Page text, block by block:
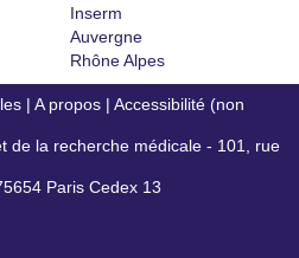
Inserm
Auvergne
Rhône Alpes
| A propos | Accessibilité (non
de la recherche médicale - 101, rue
Paris Cedex 13